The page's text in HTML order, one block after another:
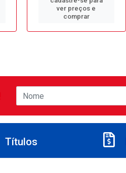
ver preços e
comprar
Títulos